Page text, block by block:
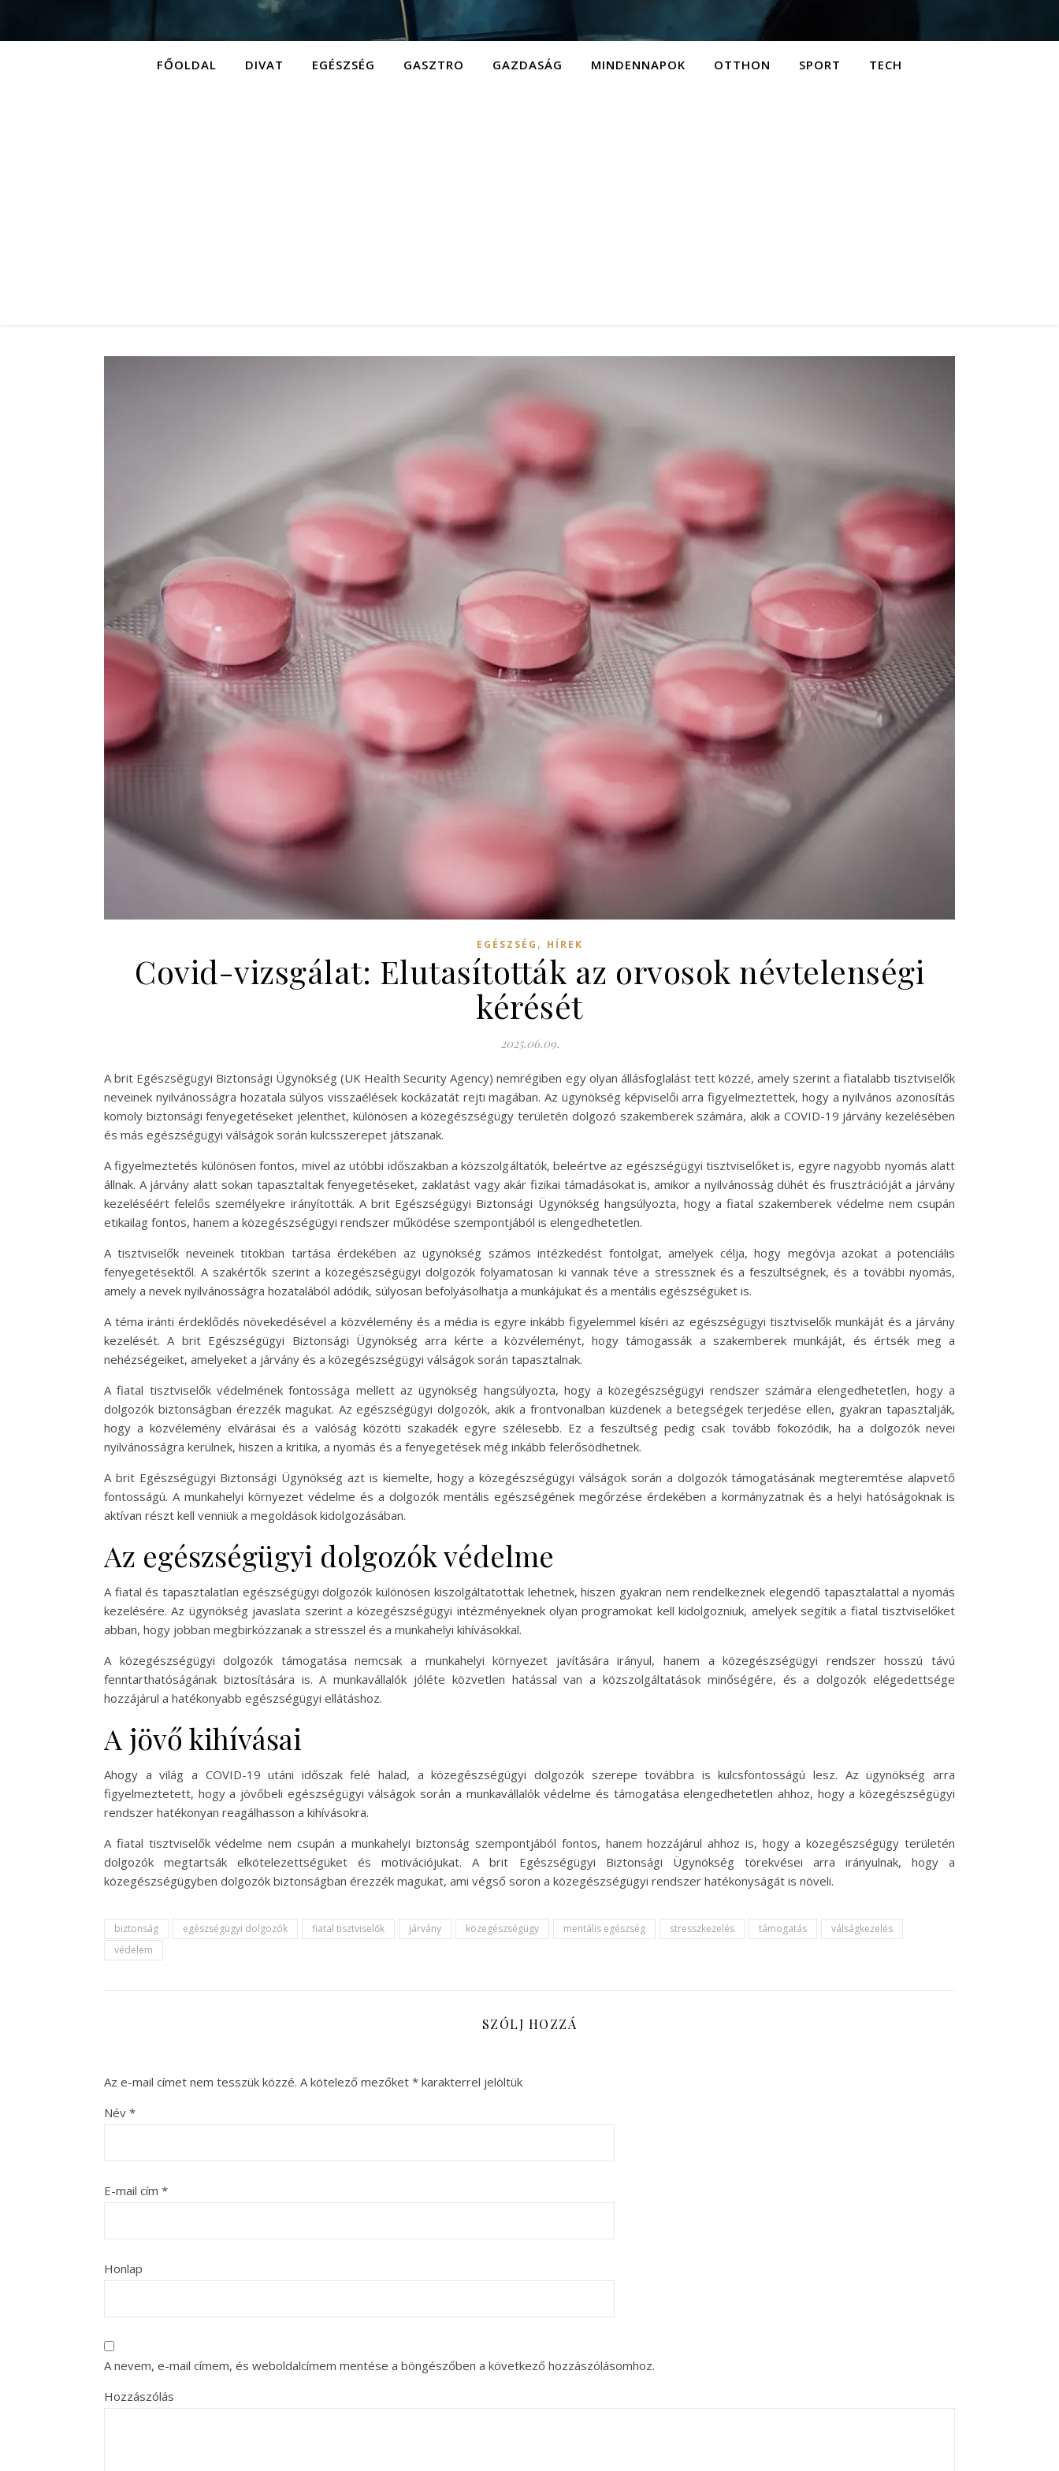
FŐOLDAL DIVAT EGÉSZSÉG GASZTRO GAZDASÁG MINDENNAPOK OTTHON SPORT TECH
EGÉSZSÉG , HÍREK
Covid-vizsgálat: Elutasították az orvosok névtelenségi
kérését
2025.06.09.
A brit Egészségügyi Biztonsági Ügynökség (UK Health Security Agency) nemrégiben egy olyan állásfoglalást tett közzé, amely szerint a fiatalabb tisztviselők
neveinek nyilvánosságra hozatala súlyos visszaélések kockázatát rejti magában. Az ügynökség képviselői arra figyelmeztettek, hogy a nyilvános azonosítás
komoly biztonsági fenyegetéseket jelenthet, különösen a közegészségügy területén dolgozó szakemberek számára, akik a COVID-19 járvány kezelésében
és más egészségügyi válságok során kulcsszerepet játszanak.
A figyelmeztetés különösen fontos, mivel az utóbbi időszakban a közszolgáltatók, beleértve az egészségügyi tisztviselőket is, egyre nagyobb nyomás alatt
állnak. A járvány alatt sokan tapasztaltak fenyegetéseket, zaklatást vagy akár fizikai támadásokat is, amikor a nyilvánosság dühét és frusztrációját a járvány
kezeléséért felelős személyekre irányították. A brit Egészségügyi Biztonsági Ügynökség hangsúlyozta, hogy a fiatal szakemberek védelme nem csupán
etikailag fontos, hanem a közegészségügyi rendszer működése szempontjából is elengedhetetlen.
A tisztviselők neveinek titokban tartása érdekében az ügynökség számos intézkedést fontolgat, amelyek célja, hogy megóvja azokat a potenciális
fenyegetésektől. A szakértők szerint a közegészségügyi dolgozók folyamatosan ki vannak téve a stressznek és a feszültségnek, és a további nyomás,
amely a nevek nyilvánosságra hozatalából adódik, súlyosan befolyásolhatja a munkájukat és a mentális egészségüket is.
A téma iránti érdeklődés növekedésével a közvélemény és a média is egyre inkább figyelemmel kíséri az egészségügyi tisztviselők munkáját és a járvány
kezelését. A brit Egészségügyi Biztonsági Ügynökség arra kérte a közvéleményt, hogy támogassák a szakemberek munkáját, és értsék meg a
nehézségeiket, amelyeket a járvány és a közegészségügyi válságok során tapasztalnak.
A fiatal tisztviselők védelmének fontossága mellett az ügynökség hangsúlyozta, hogy a közegészségügyi rendszer számára elengedhetetlen, hogy a
dolgozók biztonságban érezzék magukat. Az egészségügyi dolgozók, akik a frontvonalban küzdenek a betegségek terjedése ellen, gyakran tapasztalják,
hogy a közvélemény elvárásai és a valóság közötti szakadék egyre szélesebb. Ez a feszültség pedig csak tovább fokozódik, ha a dolgozók nevei
nyilvánosságra kerülnek, hiszen a kritika, a nyomás és a fenyegetések még inkább felerősödhetnek.
A brit Egészségügyi Biztonsági Ügynökség azt is kiemelte, hogy a közegészségügyi válságok során a dolgozók támogatásának megteremtése alapvető
fontosságú. A munkahelyi környezet védelme és a dolgozók mentális egészségének megőrzése érdekében a kormányzatnak és a helyi hatóságoknak is
aktívan részt kell venniük a megoldások kidolgozásában.
Az egészségügyi dolgozók védelme
A fiatal és tapasztalatlan egészségügyi dolgozók különösen kiszolgáltatottak lehetnek, hiszen gyakran nem rendelkeznek elegendő tapasztalattal a nyomás
kezelésére. Az ügynökség javaslata szerint a közegészségügyi intézményeknek olyan programokat kell kidolgozniuk, amelyek segítik a fiatal tisztviselőket
abban, hogy jobban megbirkózzanak a stresszel és a munkahelyi kihívásokkal.
A közegészségügyi dolgozók támogatása nemcsak a munkahelyi környezet javítására irányul, hanem a közegészségügyi rendszer hosszú távú
fenntarthatóságának biztosítására is. A munkavállalók jóléte közvetlen hatással van a közszolgáltatások minőségére, és a dolgozók elégedettsége
hozzájárul a hatékonyabb egészségügyi ellátáshoz.
A jövő kihívásai
Ahogy a világ a COVID-19 utáni időszak felé halad, a közegészségügyi dolgozók szerepe továbbra is kulcsfontosságú lesz. Az ügynökség arra
figyelmeztetett, hogy a jövőbeli egészségügyi válságok során a munkavállalók védelme és támogatása elengedhetetlen ahhoz, hogy a közegészségügyi
rendszer hatékonyan reagálhasson a kihívásokra.
A fiatal tisztviselők védelme nem csupán a munkahelyi biztonság szempontjából fontos, hanem hozzájárul ahhoz is, hogy a közegészségügy területén
dolgozók megtartsák elkötelezettségüket és motivációjukat. A brit Egészségügyi Biztonsági Ügynökség törekvései arra irányulnak, hogy a
közegészségügyben dolgozók biztonságban érezzék magukat, ami végső soron a közegészségügyi rendszer hatékonyságát is növeli.
biztonság egészségügyi dolgozók fiatal tisztviselők járvány közegészségügy mentális egészség stresszkezelés támogatás
válságkezelés
védelem
SZÓLJ HOZZÁ
Az e-mail címet nem tesszük közzé. A kötelező mezőket * karakterrel jelöltük
Név *
E-mail cím *
Honlap
A nevem, e-mail címem, és weboldalcímem mentése a böngészőben a következő hozzászólásomhoz.
Hozzászólás